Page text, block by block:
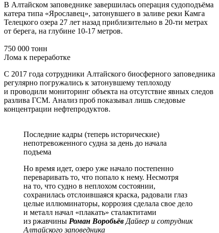
В Алтайском заповеднике завершилась операция судоподъёма
катера типа «Ярославец», затонувшего в заливе реки Камга
Телецкого озера 27 лет назад приблизительно в 20-ти метрах
от берега, на глубине 10-17 метров.
750 000 тонн
Лома к переработке
С 2017 года сотрудники Алтайского биосферного заповедника
регулярно погружались к затонувшему теплоходу
и проводили мониторинг объекта на отсутствие явных следов
разлива ГСМ. Анализ проб показывал лишь следовые
концентрации нефтепродуктов.
Последние кадры (теперь исторические)
непотревоженного судна за день до начала
подъема
Но время идет, озеро уже начало постепенно
переваривать то, что попало к нему. Несмотря
на то, что судно в неплохом состоянии,
сохранилась отслоившаяся краска, радовали глаз
целые иллюминаторы, коррозия сделала свое дело
и металл начал «плакать» сталактитами
из ржавчины Роман Воробьёв Дайвер и сотрудник
Алтайского заповедника